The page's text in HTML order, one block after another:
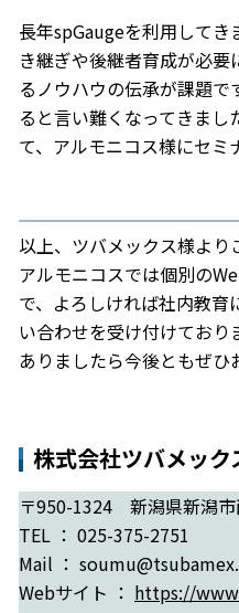
長年spGaugeを利用して
き継ぎや後継者育成が必
るノウハウの伝承が課題
ると言い難くなってきまし
て、アルモニコス様にセミ
以上、ツバメックス様より
アルモニコスでは個別の
で、よろしければ社内教
い合わせを受け付けてお
ありましたら今後ともぜひ
株式会社ツバメック
〒950-1324 新潟県新潟市
TEL ： 025-375-2751
Mail ：
Webサイト ： https://